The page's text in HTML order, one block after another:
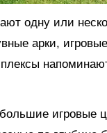
одну или
арки,
игровые